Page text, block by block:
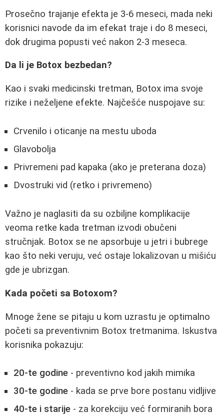
Prosečno trajanje efekta je 3-6 meseci, mada neki
korisnici navode da im efekat traje i do 8 meseci,
dok drugima popusti već nakon 2-3 meseca.
Da li je Botox bezbedan?
Kao i svaki medicinski tretman, Botox ima svoje
rizike i neželjene efekte. Najčešće nuspojave su:
Crvenilo i oticanje na mestu uboda
Glavobolja
Privremeni pad kapaka (ako je preterana doza)
Dvostruki vid (retko i privremeno)
Važno je naglasiti da su ozbiljne komplikacije
veoma retke kada tretman izvodi obučeni
stručnjak. Botox se ne apsorbuje u jetri i bubrege
kao što neki veruju, već ostaje lokalizovan u mišiću
gde je ubrizgan.
Kada početi sa Botoxom?
Mnoge žene se pitaju u kom uzrastu je optimalno
početi sa preventivnim Botox tretmanima. Iskustva
korisnika pokazuju:
20-te godine - preventivno kod jakih mimika
30-te godine - kada se prve bore postanu vidljive
40-te i starije - za korekciju već formiranih bora